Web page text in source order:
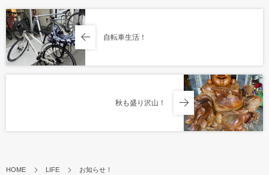
自転車生活！
秋も盛り沢山！
HOME LIFE お知らせ！